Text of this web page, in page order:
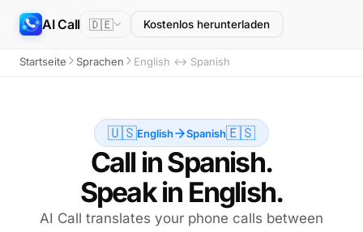
AI Call 🇩🇪 Kostenlos herunterladen
Startseite Sprachen English ↔ Spanish
🇺🇸English Spanish🇪🇸
Call in Spanish.
Speak in English.
AI Call translates your phone calls between